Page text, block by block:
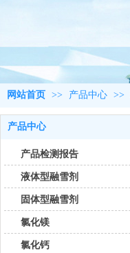
网站首页 >> 产品中心 >>
产品中心
产品检测报告
液体型融雪剂
固体型融雪剂
氯化镁
氯化钙